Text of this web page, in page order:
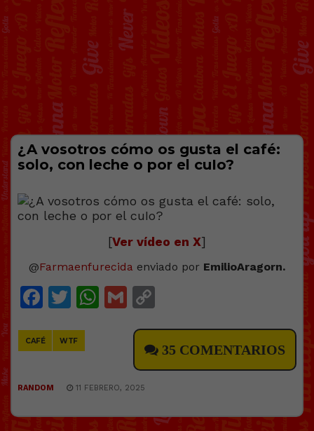
¿A vosotros cómo os gusta el café:
solo, con leche o por el cuIo?
[Ver vídeo en X]
@Farmaenfurecida enviado por EmilioAragorn.
Facebook
Twitter
WhatsApp
Gmail
CAFÉ WTF
35 COMENTARIOS
RANDOM 11 FEBRERO, 2025